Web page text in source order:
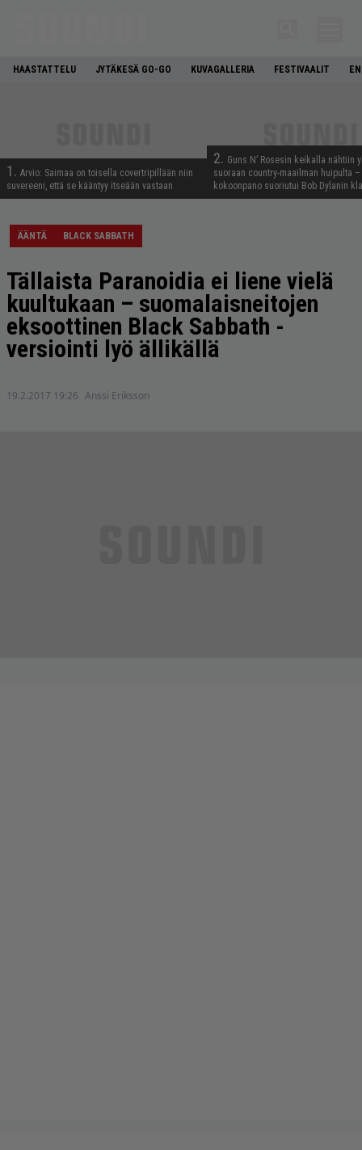
HAASTATTELU JYTÄKESÄ GO-GO KUVAGALLERIA FESTIVAALIT
1. Arvio: Saimaa on toisella covertripillään niin
suvereeni, että se kääntyy itseään vastaan
2. Guns N’ Rosesin keikalla nähtiin
suoraan country-maailman huipulta
kokoonpano suoriutui Bob Dylanin
ÄÄNTÄ BLACK SABBATH
Tällaista Paranoidia ei liene vielä
kuultukaan – suomalaisneitojen
eksoottinen Black Sabbath -
versiointi lyö ällikällä
19.2.2017 19:26 Anssi Eriksson